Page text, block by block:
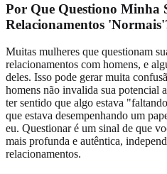
Por Que Questiono Minha
Relacionamentos
Muitas mulheres que questionam
relacionamentos com homens, e
deles. Isso pode gerar muita
homens não invalida sua potencial
ter sentido que algo estava
que estava desempenhando um
eu. Questionar é um sinal de que
mais profunda e autêntica,
relacionamentos.